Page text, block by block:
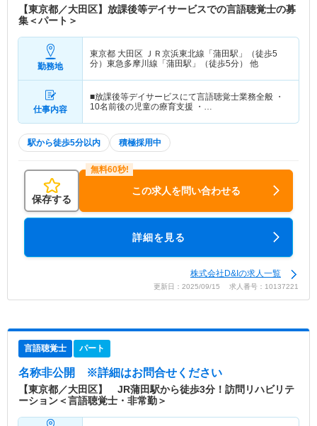
【東京都／大田区】放課後等デイサービスでの言語聴覚士の募
集＜パート＞
勤務地
東京都 大田区 ＪＲ京浜東北線「蒲田駅」（徒歩5
分）東急多摩川線「蒲田駅」（徒歩5分） 他
仕事内容
■放課後等デイサービスにて言語聴覚士業務全般 ・
10名前後の児童の療育支援 ・…
駅から徒歩5分以内 積極採用中
保存する
この求人を問い合わせる
詳細を見る
株式会社D&Iの求人一覧
更新日：2025/09/15 求人番号：10137221
言語聴覚士 パート
名称非公開 ※詳細はお問合せください
【東京都／大田区】 JR蒲田駅から徒歩3分！訪問リハビリテ
ーション＜言語聴覚士・非常勤＞